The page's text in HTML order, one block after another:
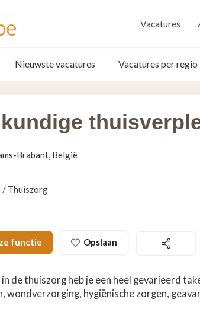
Vacatures
Nieuwste vacatures Vacatures per regio
Brabant, België
/ Thuiszorg
functie Opslaan
de thuiszorg heb je een heel gevarieerd
wondverzorging, hygiënische zorgen,